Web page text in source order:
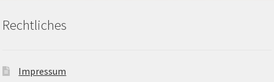
Rechtliches
Impressum